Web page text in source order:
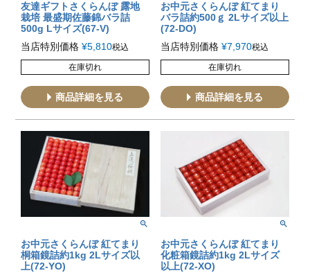
友達ギフトさくらんぼ 露地
栽培 最盛期佐藤錦バラ詰
500g Lサイズ(67-V)
当店特別価格 ¥5,810税込
在庫切れ
商品詳細を見る
お中元さくらんぼ 紅てまり
バラ詰約500ｇ 2Lサイズ以上
(72-DO)
当店特別価格 ¥7,970税込
在庫切れ
商品詳細を見る
お中元さくらんぼ 紅てまり
桐箱鏡詰約1kg 2Lサイズ以
上(72-YO)
お中元さくらんぼ 紅てまり
化粧箱鏡詰約1kg 2Lサイズ
以上(72-XO)